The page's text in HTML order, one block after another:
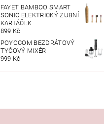
FAYET BAMBOO SMART
SONIC ELEKTRICKÝ ZUBNÍ
KARTÁČEK
899 Kč
POYOCOM BEZDRÁTOVÝ
TYČOVÝ MIXÉR
999 Kč